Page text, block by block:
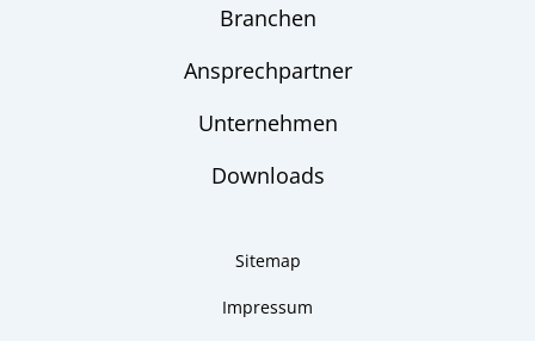
Branchen
Ansprechpartner
Unternehmen
Downloads
Sitemap
Impressum